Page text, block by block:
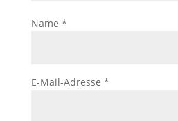
Name *
E-Mail-Adresse *